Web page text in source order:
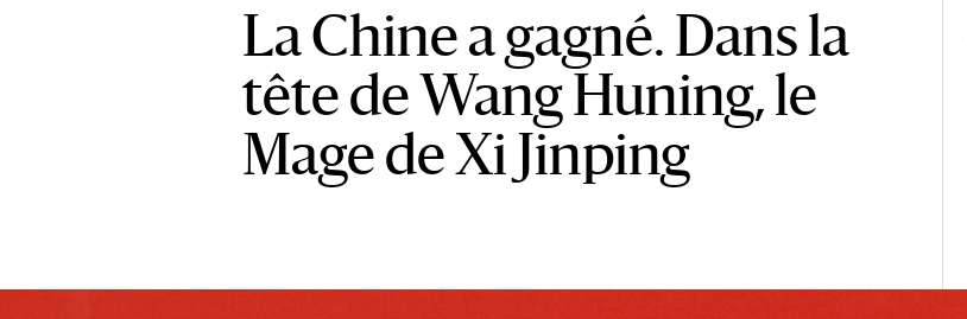
La Chine a gagné. Dans la
tête de Wang Huning, le
Mage de Xi Jinping